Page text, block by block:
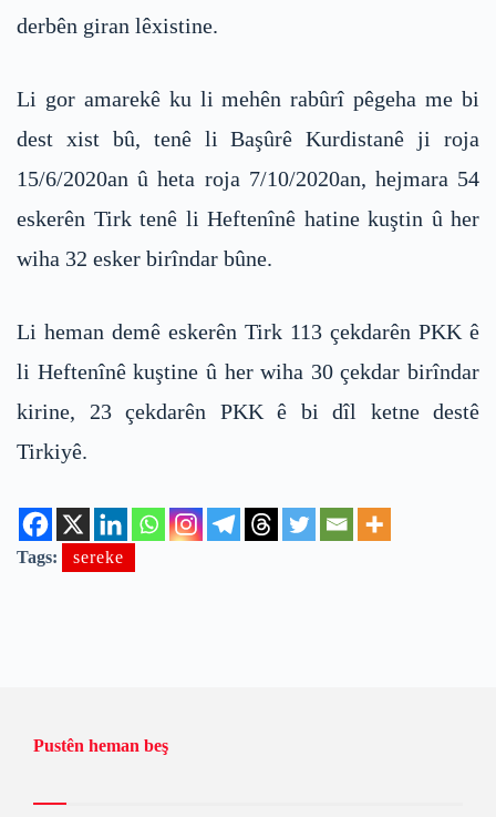
derbên giran lêxistine.
Li gor amarekê ku li mehên rabûrî pêgeha me bi
dest xist bû, tenê li Başûrê Kurdistanê ji roja
15/6/2020an û heta roja 7/10/2020an, hejmara 54
eskerên Tirk tenê li Heftenînê hatine kuştin û her
wiha 32 esker birîndar bûne.
Li heman demê eskerên Tirk 113 çekdarên PKK ê
li Heftenînê kuştine û her wiha 30 çekdar birîndar
kirine, 23 çekdarên PKK ê bi dîl ketne destê
Tirkiyê.
Tags: sereke
Pustên heman beş